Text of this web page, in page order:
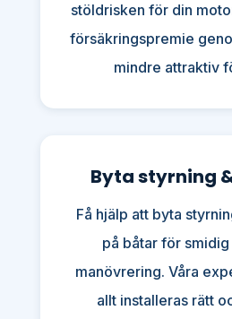
stöldrisken för din
försäkringspremie
mindre attraktiv
Byta styrning
Få hjälp att byta
på båtar för
manövrering. Våra
allt installeras rätt